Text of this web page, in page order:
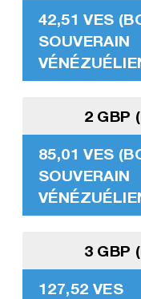
42,51 VES
SOUVERAIN
2 GBP
85,01 VES
SOUVERAIN
3 GBP
127,52 VES